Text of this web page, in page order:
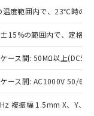
度範囲内で、23℃時の
の範囲内で、定格
ース間: 50MΩ以上
ース間: AC1000V 50/
複振幅 1.5mm X、Y、Z
事業取扱
準価格
もので
品もある
結果は、
物質）の
確認中の
物で、有
。
品として
合などや
国RoHSの
。
国RoHSの
す。
門へお問
ち、外国
る商品